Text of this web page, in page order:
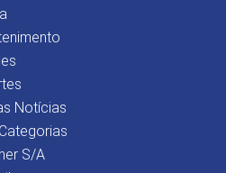
Notícias
S/A